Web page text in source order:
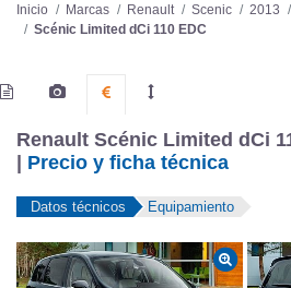
Inicio Marcas Renault Scenic 2013
Scénic Limited dCi 110 EDC
Renault Scénic Limited dCi
Precio y ficha técnica
Datos técnicos Equipamiento